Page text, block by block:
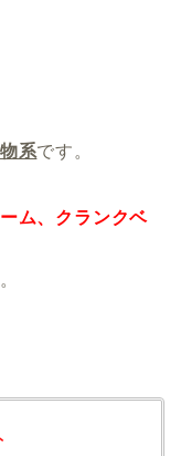
系です。
ム、クランクベ